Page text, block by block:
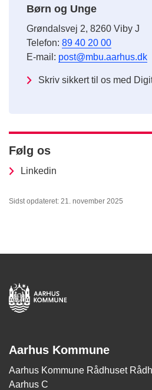
Børn og Unge
Grøndalsvej 2, 8260 Viby J
Telefon: 89 40 20 00
E-mail: post@mbu.aarhus.dk
Skriv sikkert til os med
Følg os
Linkedin
Sidst opdateret: 21. november 2025
Aarhus Kommune
Aarhus Kommune Rådhuset
Aarhus C